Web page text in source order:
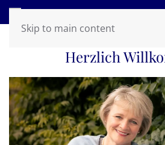
Skip to main content
Herzlich